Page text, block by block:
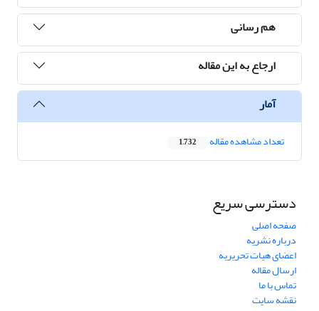
هم رسانی
ارجاع به این مقاله
آمار
تعداد مشاهده مقاله 1,732
دسترسی سریع
صفحه اصلی
درباره نشریه
اعضای هیات تحریریه
ارسال مقاله
تماس با ما
نقشه سایت